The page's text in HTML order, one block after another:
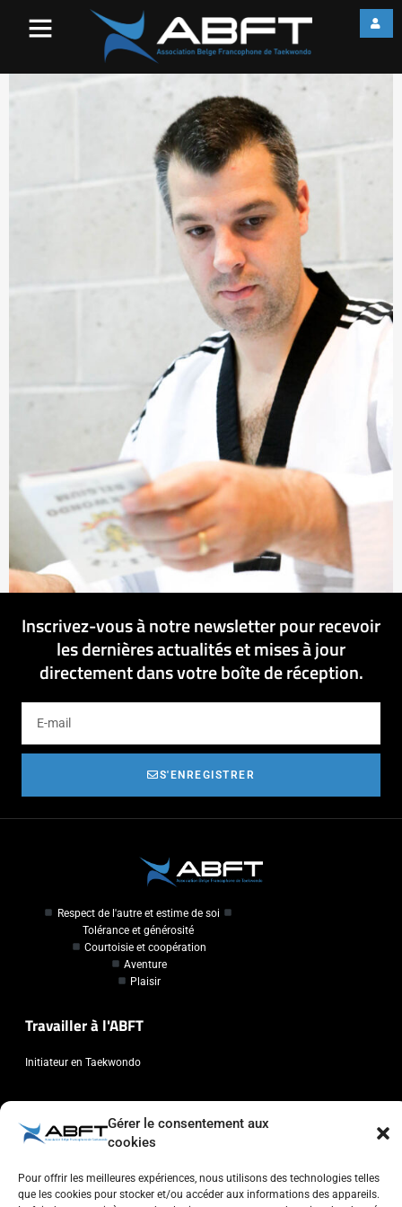
Gérer le consentement aux
cookies
Pour offrir les meilleures expériences, nous utilisons des technologies telles
que les cookies pour stocker et/ou accéder aux informations des appareils.
Inscrivez-vous à notre newsletter pour recevoir
les dernières actualités et mises à jour
directement dans votre boîte de réception.
S'ENREGISTRER
Respect de l'autre et estime de soi
Tolérance et générosité
Courtoisie et coopération
Aventure
Plaisir
Travailler à l'ABFT
Initiateur en Taekwondo
Contact
Association Belge Francophone de Taekwondo
info@abft.be